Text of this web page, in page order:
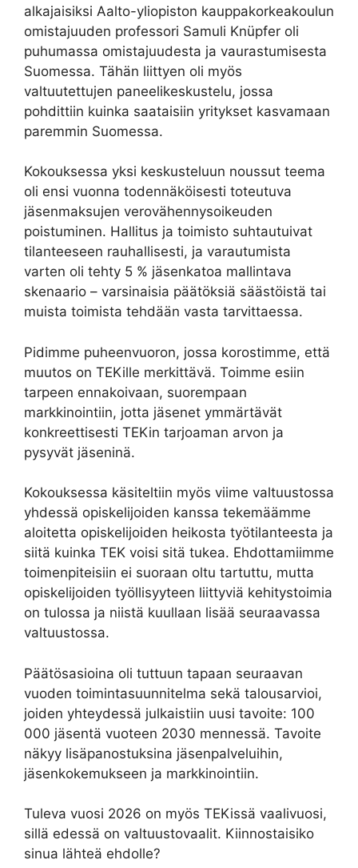
alkajaisiksi Aalto-yliopiston kauppakorkeakoulun
omistajuuden professori Samuli Knüpfer oli
puhumassa omistajuudesta ja vaurastumisesta
Suomessa. Tähän liittyen oli myös
valtuutettujen paneelikeskustelu, jossa
pohdittiin kuinka saataisiin yritykset kasvamaan
paremmin Suomessa.
Kokouksessa yksi keskusteluun noussut teema
oli ensi vuonna todennäköisesti toteutuva
jäsenmaksujen verovähennysoikeuden
poistuminen. Hallitus ja toimisto suhtautuivat
tilanteeseen rauhallisesti, ja varautumista
varten oli tehty 5 % jäsenkatoa mallintava
skenaario – varsinaisia päätöksiä säästöistä tai
muista toimista tehdään vasta tarvittaessa.
Pidimme puheenvuoron, jossa korostimme, että
muutos on TEKille merkittävä. Toimme esiin
tarpeen ennakoivaan, suorempaan
markkinointiin, jotta jäsenet ymmärtävät
konkreettisesti TEKin tarjoaman arvon ja
pysyvät jäseninä.
Kokouksessa käsiteltiin myös viime valtuustossa
yhdessä opiskelijoiden kanssa tekemäämme
aloitetta opiskelijoiden heikosta työtilanteesta ja
siitä kuinka TEK voisi sitä tukea. Ehdottamiimme
toimenpiteisiin ei suoraan oltu tartuttu, mutta
opiskelijoiden työllisyyteen liittyviä kehitystoimia
on tulossa ja niistä kuullaan lisää seuraavassa
valtuustossa.
Päätösasioina oli tuttuun tapaan seuraavan
vuoden toimintasuunnitelma sekä talousarvioi,
joiden yhteydessä julkaistiin uusi tavoite: 100
000 jäsentä vuoteen 2030 mennessä. Tavoite
näkyy lisäpanostuksina jäsenpalveluihin,
jäsenkokemukseen ja markkinointiin.
Tuleva vuosi 2026 on myös TEKissä vaalivuosi,
sillä edessä on valtuustovaalit. Kiinnostaisiko
sinua lähteä ehdolle?